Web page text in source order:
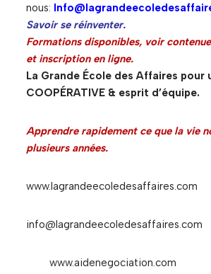
nous:
Savoir se réinventer.
Formations disponibles, voir
et inscription en ligne.
La Grande École des Affaires pour
COOPÉRATIVE & esprit d’équipe.
Apprendre rapidement ce que la vie
plusieurs années.
www.lagrandeecoledesaffaires.com
info@lagrandeecoledesaffaires.com
www.aidenegociation.com